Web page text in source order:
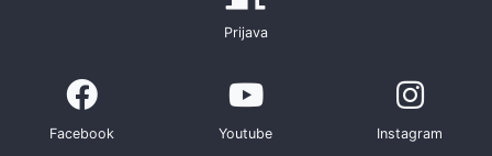
Prijava
Facebook Youtube Instagram